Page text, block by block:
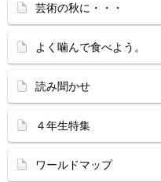
芸術の秋に・・・
よく噛んで食べよう。
読み聞かせ
４年生特集
ワールドマップ